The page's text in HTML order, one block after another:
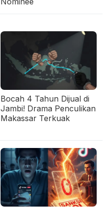
Bocah 4 Tahun Dijual di
Jambi! Drama Penculikan
Makassar Terkuak